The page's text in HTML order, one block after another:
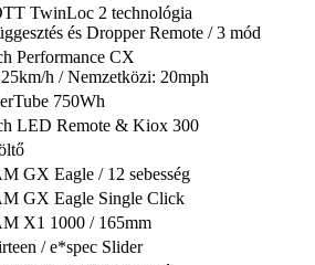
TwinLoc 2 technológia
és Dropper Remote / 3 mód
Performance CX
h / Nemzetközi: 20mph
750Wh
LED Remote & Kiox 300
GX Eagle / 12 sebesség
GX Eagle Single Click
X1 1000 / 165mm
/ e*spec Slider